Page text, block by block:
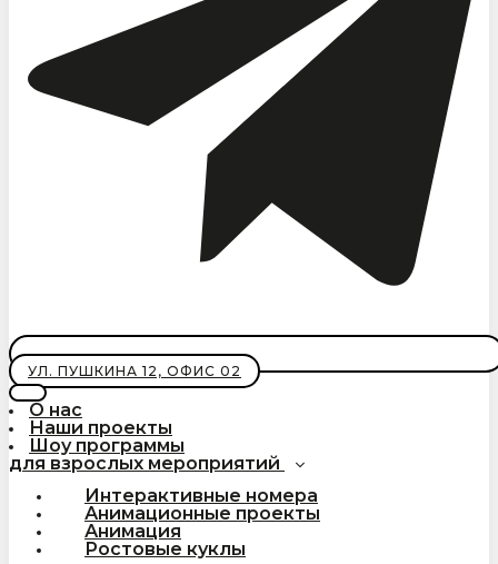
УЛ. ПУШКИНА 12, ОФИС 02
О нас
Наши проекты
Шоу программы
для взрослых мероприятий
Интерактивные номера
Анимационные проекты
Анимация
Ростовые куклы